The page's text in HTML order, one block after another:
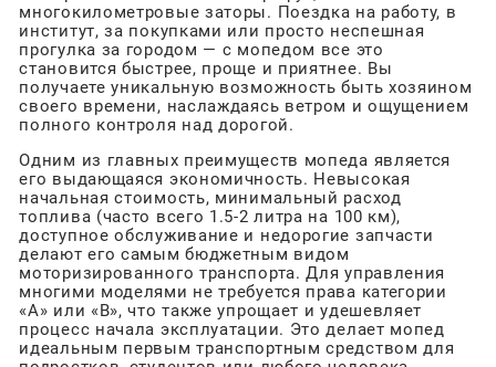
многокилометровые заторы. Поездка на работу, в
институт, за покупками или просто неспешная
прогулка за городом — с мопедом все это
становится быстрее, проще и приятнее. Вы
получаете уникальную возможность быть хозяином
своего времени, наслаждаясь ветром и ощущением
полного контроля над дорогой.
Одним из главных преимуществ мопеда является
его выдающаяся экономичность. Невысокая
начальная стоимость, минимальный расход
топлива (часто всего 1.5-2 литра на 100 км),
доступное обслуживание и недорогие запчасти
делают его самым бюджетным видом
моторизированного транспорта. Для управления
многими моделями не требуется права категории
«А» или «В», что также упрощает и удешевляет
процесс начала эксплуатации. Это делает мопед
идеальным первым транспортным средством для